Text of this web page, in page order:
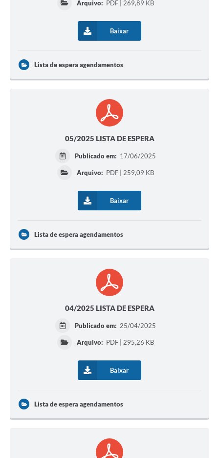
Arquivo: PDF | 269,89 KB
Baixar
Lista de espera agendamentos
05/2025 LISTA DE ESPERA
Publicado em: 17/06/2025
Arquivo: PDF | 259,09 KB
Baixar
Lista de espera agendamentos
04/2025 LISTA DE ESPERA
Publicado em: 25/04/2025
Arquivo: PDF | 295,26 KB
Baixar
Lista de espera agendamentos